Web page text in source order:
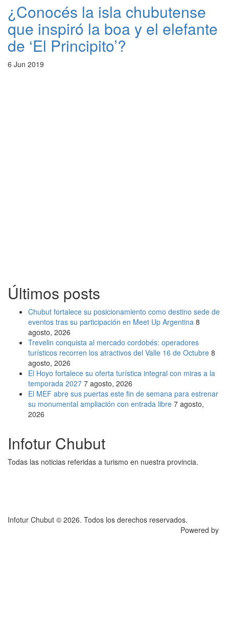
¿Conocés la isla chubutense
que inspiró la boa y el elefante
de ‘El Principito’?
6 Jun 2019
Últimos posts
Chubut fortalece su posicionamiento como destino sede de
eventos tras su participación en Meet Up Argentina 8
agosto, 2026
Trevelin conquista al mercado cordobés: operadores
turísticos recorren los atractivos del Valle 16 de Octubre 8
agosto, 2026
El Hoyo fortalece su oferta turística integral con miras a la
temporada 2027 7 agosto, 2026
El MEF abre sus puertas este fin de semana para estrenar
su monumental ampliación con entrada libre 7 agosto,
2026
Infotur Chubut
Todas las noticias referidas a turismo en nuestra provincia.
Infotur Chubut © 2026. Todos los derechos reservados.
Powered by